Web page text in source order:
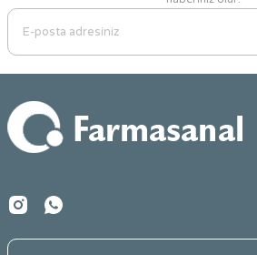
Ürün resmi kalitesiz, bozuk veya
Ürün açıklamasında eksik bilgiler
Ürün bilgilerinde hatalar bulunuyor.
Bu ürüne benzer farklı alternatifler olmalı.